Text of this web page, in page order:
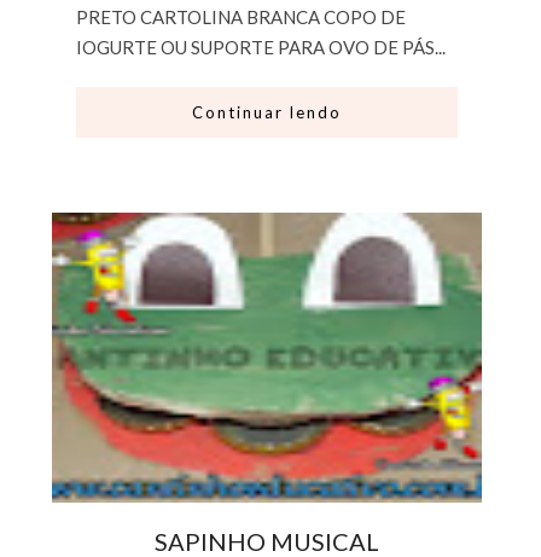
PRETO CARTOLINA BRANCA COPO DE
IOGURTE OU SUPORTE PARA OVO DE PÁS...
Continuar lendo
SAPINHO MUSICAL